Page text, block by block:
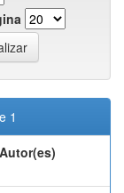
1
Autor(es)